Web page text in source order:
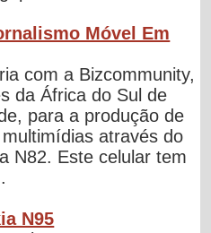
Móvel Em
com a Bizcommunity,
da África do Sul de
para a produção de
através do
N82. Este celular tem
N95